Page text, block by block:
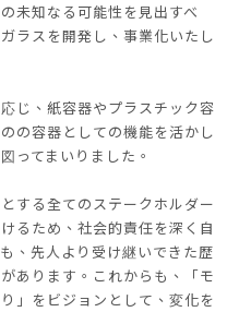
未知なる可能性を見出すべ
ラスを開発し、事業化いたし
じ、紙容器やプラスチック容
の容器としての機能を活かし
ってまいりました。
する全てのステークホルダー
るため、社会的責任を深く自
、先人より受け継いできた歴
あります。これからも、「モ
をビジョンとして、変化を